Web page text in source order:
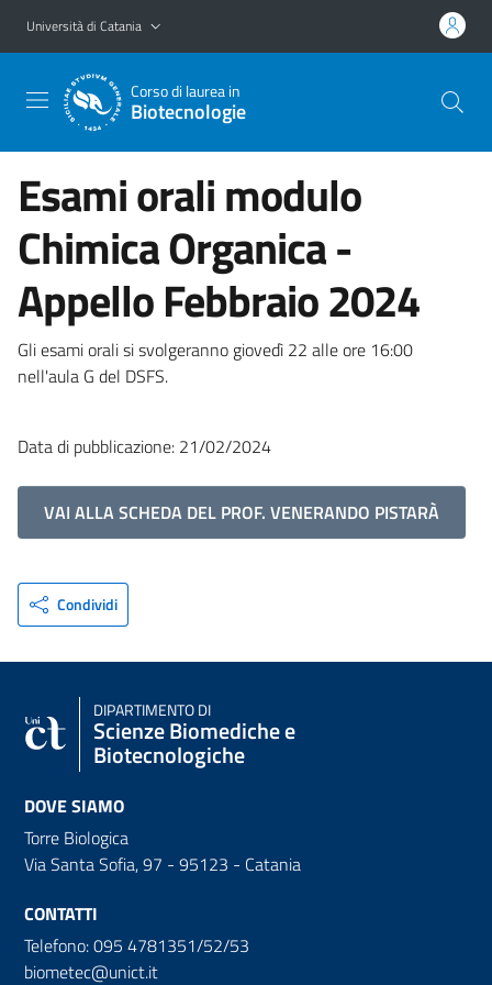
Vai al contenuto principale
Vai al menu di navigazione
Università di Catania
Corso di laurea in
Biotecnologie
Esami orali modulo
Chimica Organica -
Appello Febbraio 2024
Gli esami orali si svolgeranno giovedì 22 alle ore 16:00
nell'aula G del DSFS.
Data di pubblicazione: 21/02/2024
VAI ALLA SCHEDA DEL PROF. VENERANDO PISTARÀ
Condividi
DIPARTIMENTO DI
Scienze Biomediche e
Biotecnologiche
DOVE SIAMO
Torre Biologica
Via Santa Sofia, 97 - 95123 - Catania
CONTATTI
Telefono: 095 4781351/52/53
biometec@unict.it